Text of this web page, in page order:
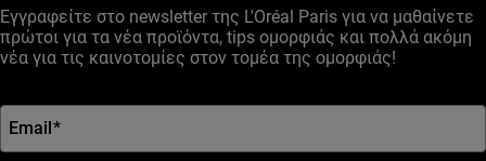
Εγγραφείτε στο newsletter της L'Oréal Paris για να μαθαίνετε
πρώτοι για τα νέα προϊόντα, tips ομορφιάς και πολλά ακόμη
νέα για τις καινοτομίες στον τομέα της ομορφιάς!
Email*